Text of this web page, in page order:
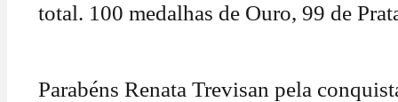
total. 100 medalhas de Ouro, 99 de
Parabéns Renata Trevisan pela